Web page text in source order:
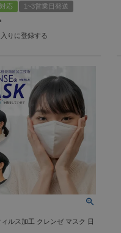
応 1~3営業日発送
りに登録する
ルス加工 クレンゼ マスク 日